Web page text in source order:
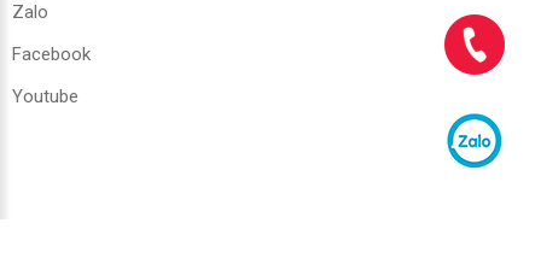
Zalo
Facebook
Youtube